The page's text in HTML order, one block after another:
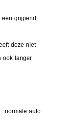
een grijpend
deze niet
ook langer
normale auto